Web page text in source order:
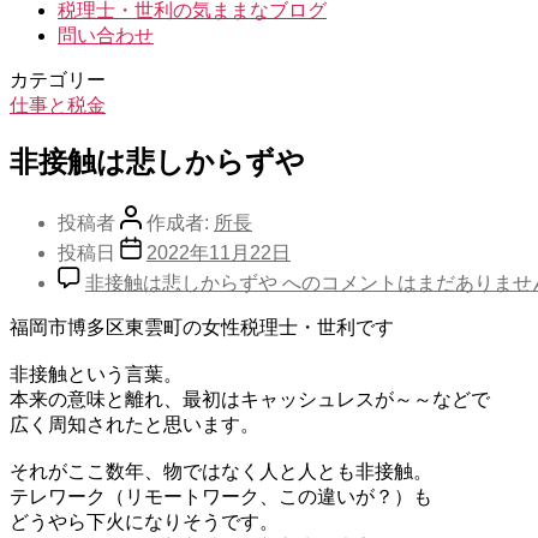
税理士・世利の気ままなブログ
問い合わせ
カテゴリー
仕事と税金
非接触は悲しからずや
投稿者 作成者: 所長
投稿日
2022年11月22日
非接触は悲しからずや へのコメントはまだありませ
福岡市博多区東雲町の女性税理士・世利です
非接触という言葉。
本来の意味と離れ、最初はキャッシュレスが～～などで
広く周知されたと思います。
それがここ数年、物ではなく人と人とも非接触。
テレワーク（リモートワーク、この違いが？）も
どうやら下火になりそうです。